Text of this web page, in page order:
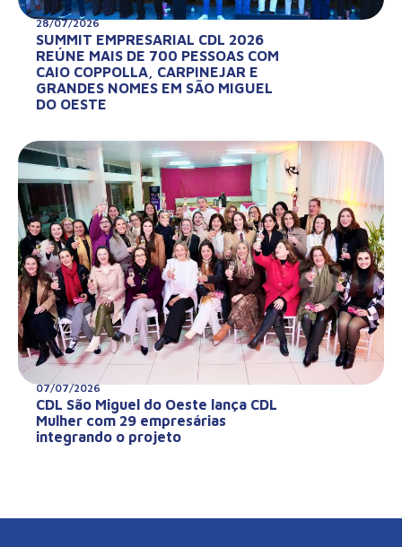
28/07/2026
SUMMIT EMPRESARIAL CDL 2026
REÚNE MAIS DE 700 PESSOAS COM
CAIO COPPOLLA, CARPINEJAR E
GRANDES NOMES EM SÃO MIGUEL
DO OESTE
07/07/2026
CDL São Miguel do Oeste lança CDL
Mulher com 29 empresárias
integrando o projeto